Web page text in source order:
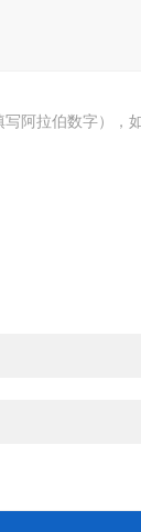
阿拉伯数字），